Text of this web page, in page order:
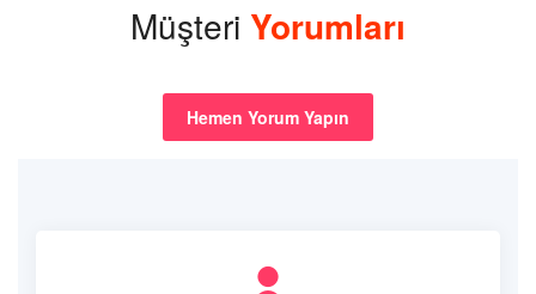
Müşteri Yorumları
Hemen Yorum Yapın